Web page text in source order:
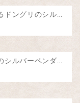
まるまるドングリのシルバーペンダント
変化狐のシルバーペンダント/こんこんちき